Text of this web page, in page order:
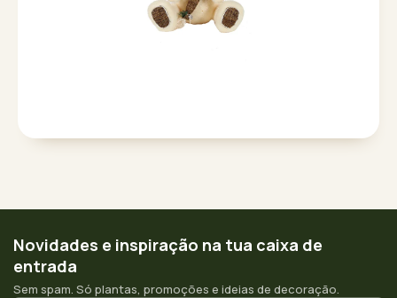
Novidades e inspiração na tua caixa de
entrada
Sem spam. Só plantas, promoções e ideias de decoração.